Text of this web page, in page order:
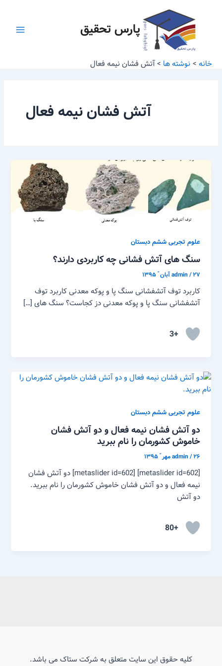
پارس تحقیق
خانه نوشته ها آتش فشان نیمه فعال
آتش فشان نیمه فعال
علوم تجربی ششم دبستان
سنگ های آتش فشانی چه کاربردی دارند؟
admin/۲۷ آبان ّ ۱۳۹۵
کاربرد توف آتشفشانی سنگ پا و پوکه معدنی کاربرد توف
آتشفشانی سنگ پا و پوکه معدنی دز کجاست؟ سنگ های […]
+3
علوم تجربی ششم دبستان
دو آتش فشان نیمه فعال و دو آتش فشان
خاموش کشورمان را نام ببرید
admin/۲۶ مهر ّ ۱۳۹۵
[metaslider id=602] [metaslider id=602] دو آتش فشان
نیمه فعال و دو آتش فشان خاموش کشورمان را نام ببرید.
دو آتش
+80
کلیه حقوق این سایت متعلق به شرکت ستاک می باشد.